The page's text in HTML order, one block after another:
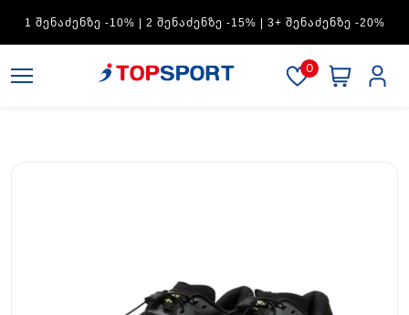
1 ᲨᲔᲜᲐᲫᲔᲜᲖᲔ -10% | 2 ᲨᲔᲜᲐᲫᲔᲜᲖᲔ -15% | 3+ ᲨᲔᲜᲐᲫᲔᲜᲖᲔ -20%
0